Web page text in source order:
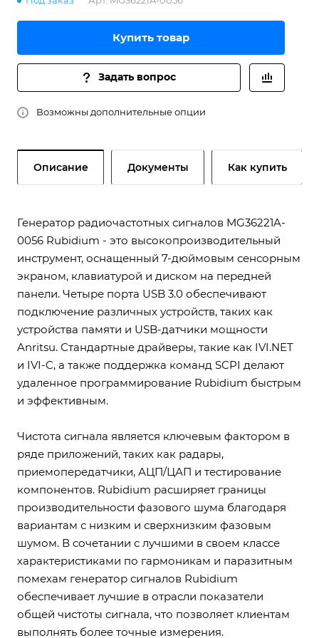
Купить товар
Задать вопрос
Возможны дополнительные опции
Описание Документы Как купить
Генератор радиочастотных сигналов MG36221A-
0056 Rubidium - это высокопроизводительный
инструмент, оснащенный 7-дюймовым сенсорным
экраном, клавиатурой и диском на передней
панели. Четыре порта USB 3.0 обеспечивают
подключение различных устройств, таких как
устройства памяти и USB-датчики мощности
Anritsu. Стандартные драйверы, такие как IVI.NET
и IVI-C, а также поддержка команд SCPI делают
удаленное программирование Rubidium быстрым
и эффективным.
Чистота сигнала является ключевым фактором в
ряде приложений, таких как радары,
приемопередатчики, АЦП/ЦАП и тестирование
компонентов. Rubidium расширяет границы
производительности фазового шума благодаря
вариантам с низким и сверхнизким фазовым
шумом. В сочетании с лучшими в своем классе
характеристиками по гармоникам и паразитным
помехам генератор сигналов Rubidium
обеспечивает лучшие в отрасли показатели
общей чистоты сигнала, что позволяет клиентам
выполнять более точные измерения.